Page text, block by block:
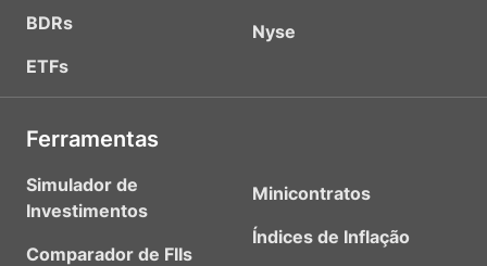
BDRs
ETFs
Nyse
Ferramentas
Simulador de
Investimentos
Comparador de FIIs
Minicontratos
Índices de Inflação